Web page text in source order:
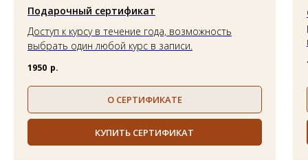
Подарочный сертификат
Доступ к курсу в течение года, возможность
выбрать один любой курс в записи.
1950 р.
О СЕРТИФИКАТЕ
КУПИТЬ СЕРТИФИКАТ